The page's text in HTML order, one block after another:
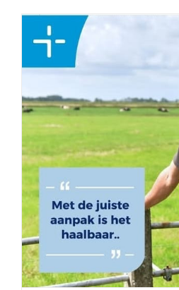
Topro Udder